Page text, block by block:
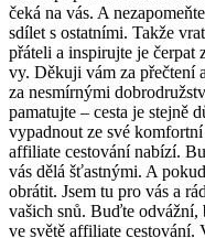
čeká na vás. A
sdílet s ostatními. Takže
přáteli a inspirujte je čerpat
vy. Děkuji vám za přečtení
za nesmírnými
pamatujte – cesta je stejně
vypadnout ze své
affiliate cestování nabízí.
vás dělá šťastnými. A
obrátit. Jsem tu pro vás a
vašich snů. Buďte
ve světě affiliate cestování.